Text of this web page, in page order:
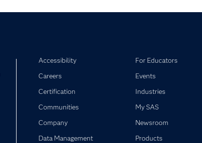
Accessibility
Careers
Certification
Communities
Company
Data Management
For Educators
Events
Industries
My SAS
Newsroom
Products